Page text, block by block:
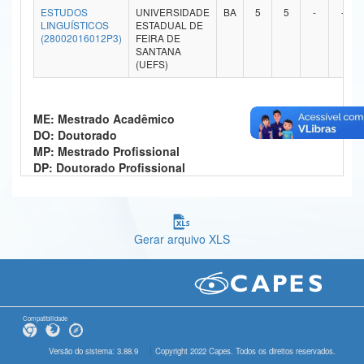
Ministério da Ciência, Tecnologia, Inovações e Comunicações
Ministério do Desenvolvimento Regional
Controladoria-Geral da União
ESTUDOS
LINGUÍSTICOS
(28002016012P3)
UNIVERSIDADE
ESTADUAL DE
FEIRA DE
SANTANA
(UEFS)
BA 5 5 - -
ME: Mestrado Acadêmico
DO: Doutorado
MP: Mestrado Profissional
DP: Doutorado Profissional
Gerar arquivo XLS
Compatibilidade
Versão do sistema: 3.88.9 Copyright 2022 Capes. Todos os direitos reservados.